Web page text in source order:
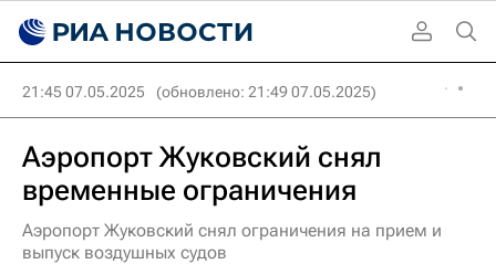
21:45 07.05.2025 (обновлено: 21:49 07.05.2025)
Аэропорт Жуковский снял
временные ограничения
Аэропорт Жуковский снял ограничения на прием и
выпуск воздушных судов